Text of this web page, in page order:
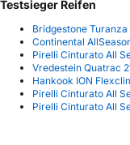
Testsieger Reifen
Bridgestone Turanza
Continental
Pirelli Cinturato All
Vredestein Quatrac
Hankook ION
Pirelli Cinturato All
Pirelli Cinturato All